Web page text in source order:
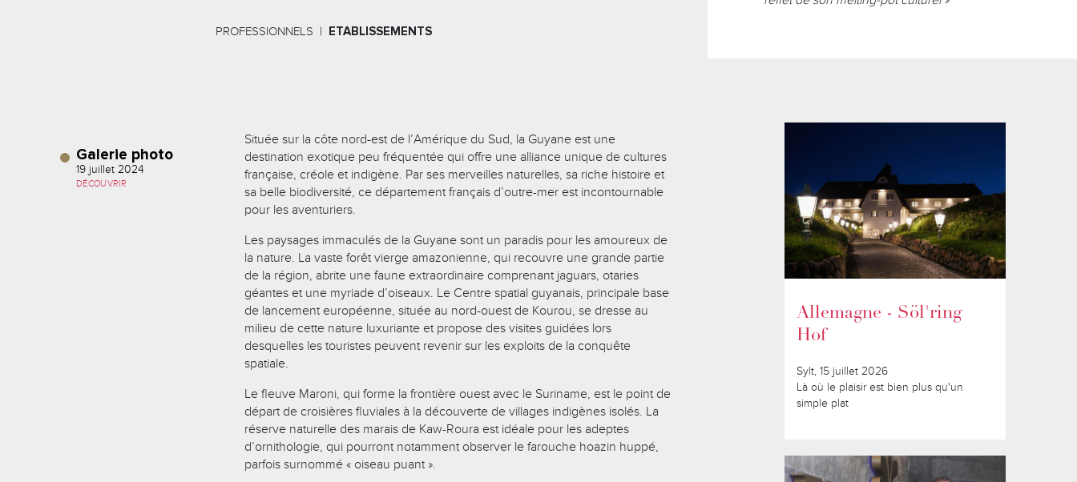
PROFESSIONNELS ETABLISSEMENTS
Galerie photo
19 juillet 2024
DÉCOUVRIR
Située sur la côte nord-est de l’Amérique du Sud, la Guyane est une
destination exotique peu fréquentée qui offre une alliance unique de cultures
française, créole et indigène. Par ses merveilles naturelles, sa riche histoire et
sa belle biodiversité, ce département français d’outre-mer est incontournable
pour les aventuriers.
Les paysages immaculés de la Guyane sont un paradis pour les amoureux de
la nature. La vaste forêt vierge amazonienne, qui recouvre une grande partie
de la région, abrite une faune extraordinaire comprenant jaguars, otaries
géantes et une myriade d’oiseaux. Le Centre spatial guyanais, principale base
de lancement européenne, située au nord-ouest de Kourou, se dresse au
milieu de cette nature luxuriante et propose des visites guidées lors
desquelles les touristes peuvent revenir sur les exploits de la conquête
spatiale.
Le fleuve Maroni, qui forme la frontière ouest avec le Suriname, est le point de
départ de croisières fluviales à la découverte de villages indigènes isolés. La
réserve naturelle des marais de Kaw-Roura est idéale pour les adeptes
d’ornithologie, qui pourront notamment observer le farouche hoazin huppé,
parfois surnommé « oiseau puant ».
Allemagne - Söl'ring
Hof
Sylt, 15 juillet 2026
Là où le plaisir est bien plus qu'un
simple plat